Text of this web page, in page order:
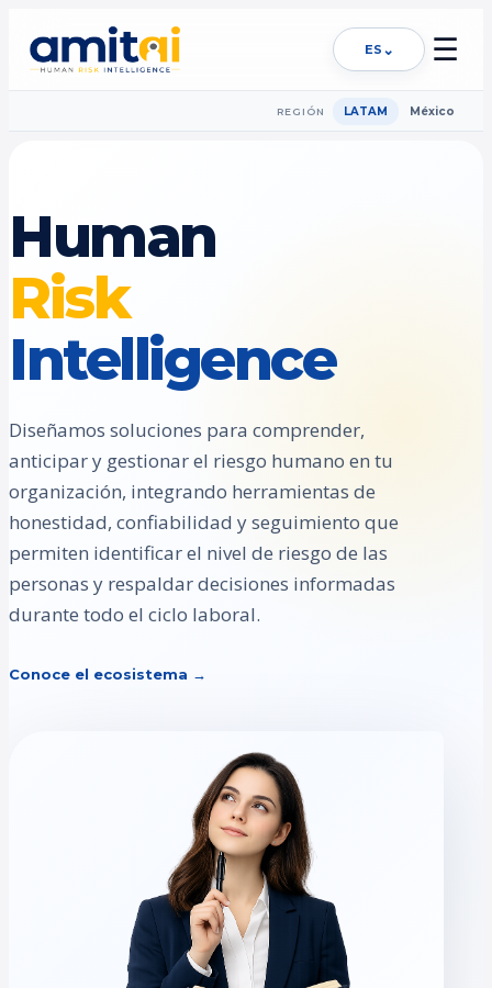
ES ⌄ ☰
REGIÓN LATAM México
Human
Risk
Intelligence
Diseñamos soluciones para comprender,
anticipar y gestionar el riesgo humano en tu
organización, integrando herramientas de
honestidad, confiabilidad y seguimiento que
permiten identificar el nivel de riesgo de las
personas y respaldar decisiones informadas
durante todo el ciclo laboral.
Conoce el ecosistema →